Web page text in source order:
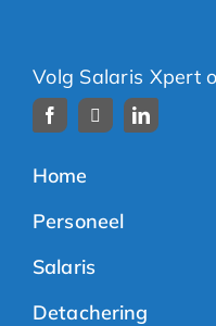
Volg Salaris Xpert
Home
Personeel
Salaris
Detachering